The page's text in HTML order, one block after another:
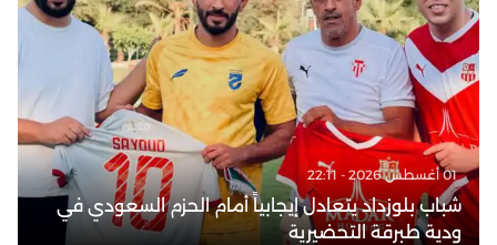
01 أغسطس 2026 - 22:11
شباب بلوزداد يتعادل إيجابياً أمام الحزم السعودي في
ودية طبرقة التحضيرية